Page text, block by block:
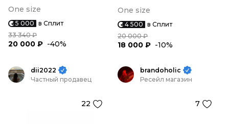
One size
5 000 в Сплит
33 340 ₽
20 000 ₽ -40%
One size
4 500 в Сплит
20 000 ₽
18 000 ₽ -10%
dii2022
Частный продавец
22
brandoholic
Ресейл магазин
7